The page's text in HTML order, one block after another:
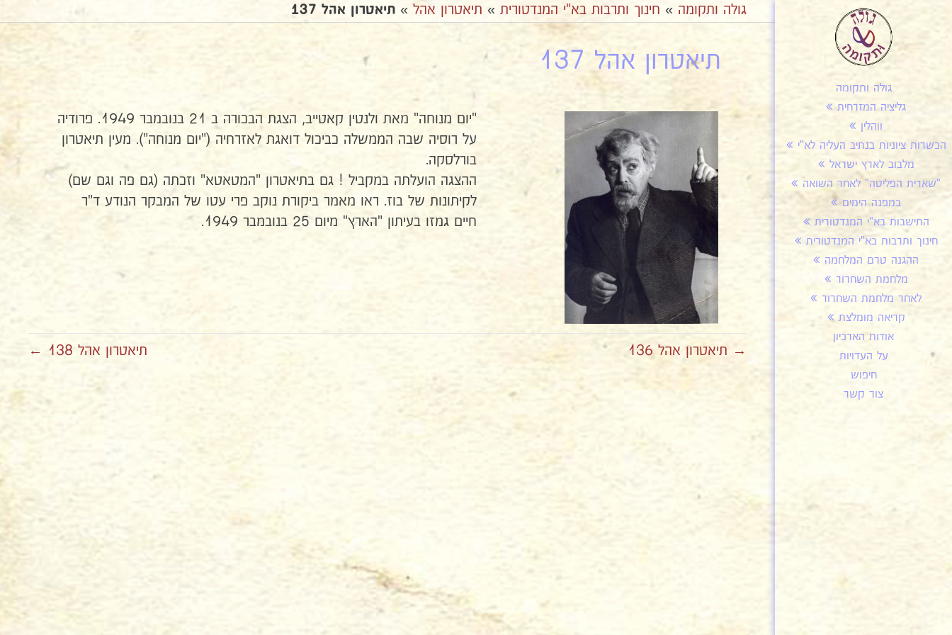
גולה ותקומה
גליציה המזרחית
ווהלין
הכשרות ציוניות בנתיב העליה לא"י
מלבוב לארץ ישראל
"שארית הפליטה" לאחר השואה
במפנה הימים
התישבות בא"י המנדטורית
חינוך ותרבות בא"י המנדטורית
ההגנה טרם המלחמה
מלחמת השחרור
לאחר מלחמת השחרור
קריאה מומלצת
אודות הארכיון
על העדויות
חיפוש
צור קשר
גולה ותקומה » חינוך ותרבות בא"י המנדטורית » תיאטרון אהל » תיאטרון אהל 137
תיאטרון אהל 137
"יום מנוחה" מאת ולנטין קאטייב, הצגת הבכורה ב 21 בנובמבר 1949. פרודיה
על רוסיה שבה הממשלה כביכול דואגת לאזרחיה ("יום מנוחה"). מעין תיאטרון
בורלסקה.
ההצגה הועלתה במקביל ! גם בתיאטרון "המטאטא" וזכתה (גם פה וגם שם)
לקיתונות של בוז. ראו מאמר ביקורת נוקב פרי עטו של המבקר הנודע ד"ר
חיים גמזו בעיתון "הארץ" מיום 25 בנובמבר 1949.
→ תיאטרון אהל 136 תיאטרון אהל 138 ←